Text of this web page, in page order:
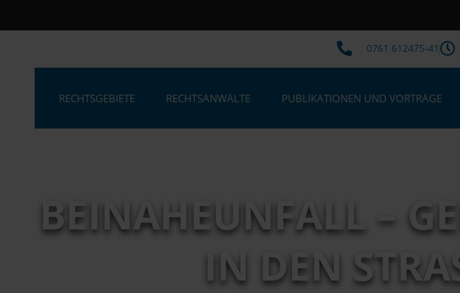
0761 612475-41
RECHTSGEBIETE RECHTSANWÄLTE PUBLIKATIONEN UND VORTRÄGE
BEINAHEUNFALL –
IN DEN